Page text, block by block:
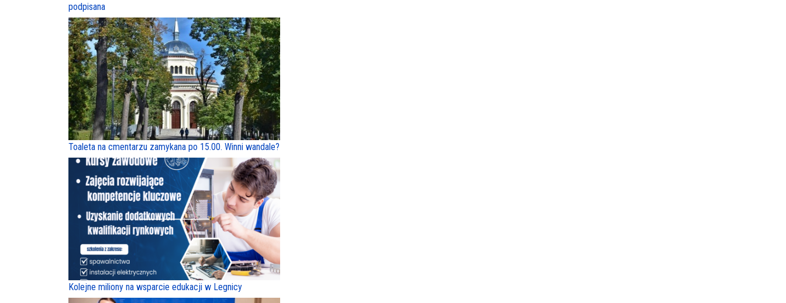
podpisana
Toaleta na cmentarzu zamykana po 15.00. Winni wandale?
Kolejne miliony na wsparcie edukacji w Legnicy